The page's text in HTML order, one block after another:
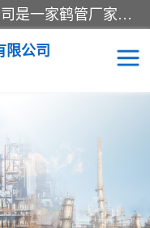
连云港众邦石化设备制造有限公司是一家鹤管厂家主营：鹤管、装车鹤管等，是致力于石油、石化等流体装卸设备(主要产品如鹤管、输油臂、脱缆钩等)的咨询、设计、制造、检测、安装指导、系统调试、维修维护等业务的公司。
限公司
部装卸鹤管
低温鹤管
气鹤管